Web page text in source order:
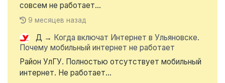
совсем не работает...
9 месяцев назад
Д → Когда включат Интернет в Ульяновске.
Почему мобильный интернет не работает
Район УлГУ. Полностью отсутствует мобильный
интернет. Не работает...